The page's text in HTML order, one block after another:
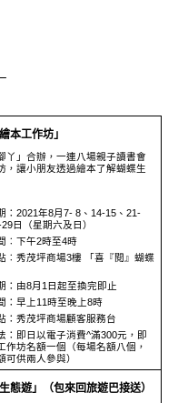
本工作坊」
丫」合辦，一連八場親子讀書會
，讓小朋友透過繪本了解蝴蝶生
：2021年8月7- 8、14-15、21-
日（星期六及日）
︰下午2時至4時
︰秀茂坪商場3樓 「喜『閱』蝴蝶
：由8月1日起至換完即止
：早上11時至晚上8時
：秀茂坪商場顧客服務台
：即日以電子消費^滿300元，即
作坊名額一個（每場名額八個，
可供兩人參與）
生態遊」（包來回旅遊巴接送）